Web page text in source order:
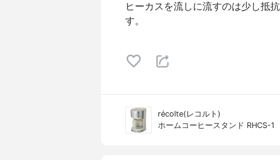
ヒーカスを流しに流すのは少し抵
す。
récolte(レコルト)
ホームコーヒースタンド RHCS-1